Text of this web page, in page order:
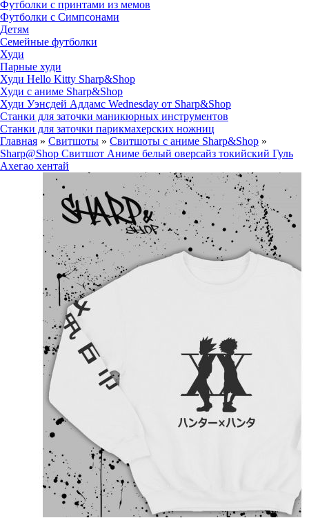
Футболки с принтами из мемов
Футболки с Симпсонами
Детям
Семейные футболки
Худи
Парные худи
Худи Hello Kitty Sharp&Shop
Худи с аниме Sharp&Shop
Худи Уэнсдей Аддамс Wednesday от Sharp&Shop
Станки для заточки маникюрных инструментов
Станки для заточки парикмахерских ножниц
Главная » Свитшоты » Свитшоты с аниме Sharp&Shop »
Sharp@Shop Свитшот Аниме белый оверсайз токийский Гуль
Ахегао хентай